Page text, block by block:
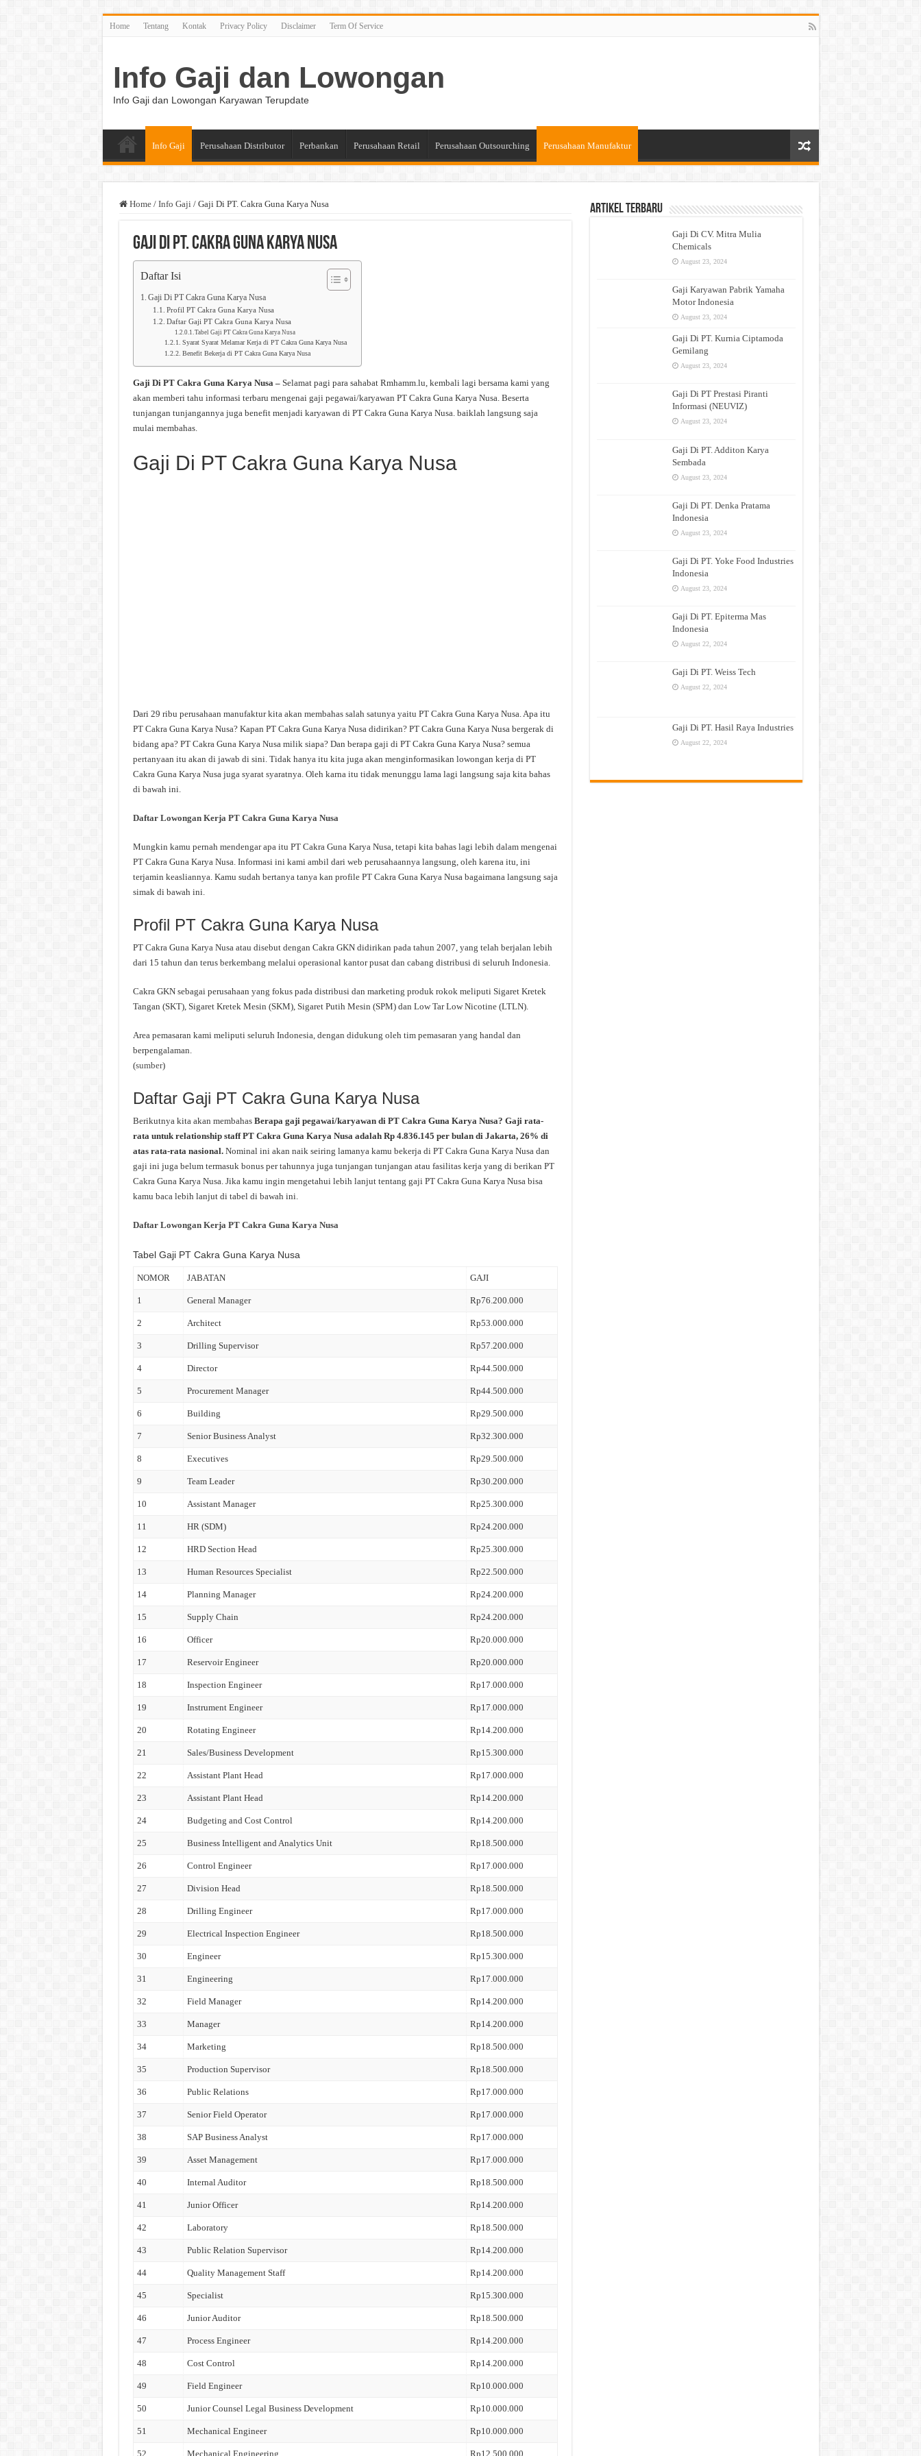
Home Tentang Kontak Privacy Policy Disclaimer Term Of Service
Info Gaji dan Lowongan
Info Gaji dan Lowongan Karyawan Terupdate
Info Gaji Perusahaan Distributor Perbankan Perusahaan Retail Perusahaan Outsourching Perusahaan Manufaktur
Home / Info Gaji / Gaji Di PT. Cakra Guna Karya Nusa
Gaji Di PT. Cakra Guna Karya Nusa
Daftar Isi
Gaji Di PT Cakra Guna Karya Nusa
Profil PT Cakra Guna Karya Nusa
Daftar Gaji PT Cakra Guna Karya Nusa
Tabel Gaji PT Cakra Guna Karya Nusa
Syarat Syarat Melamar Kerja di PT Cakra Guna Karya Nusa
Benefit Bekerja di PT Cakra Guna Karya Nusa
Gaji Di PT Cakra Guna Karya Nusa – Selamat pagi para sahabat Rmhamm.lu, kembali lagi bersama kami yang
akan memberi tahu informasi terbaru mengenai gaji pegawai/karyawan PT Cakra Guna Karya Nusa. Beserta
tunjangan tunjangannya juga benefit menjadi karyawan di PT Cakra Guna Karya Nusa. baiklah langsung saja
mulai membahas.
Gaji Di PT Cakra Guna Karya Nusa
Dari 29 ribu perusahaan manufaktur kita akan membahas salah satunya yaitu PT Cakra Guna Karya Nusa. Apa itu
PT Cakra Guna Karya Nusa? Kapan PT Cakra Guna Karya Nusa didirikan? PT Cakra Guna Karya Nusa bergerak di
bidang apa? PT Cakra Guna Karya Nusa milik siapa? Dan berapa gaji di PT Cakra Guna Karya Nusa? semua
pertanyaan itu akan di jawab di sini. Tidak hanya itu kita juga akan menginformasikan lowongan kerja di PT
Cakra Guna Karya Nusa juga syarat syaratnya. Oleh karna itu tidak menunggu lama lagi langsung saja kita bahas
di bawah ini.
Daftar Lowongan Kerja PT Cakra Guna Karya Nusa
Mungkin kamu pernah mendengar apa itu PT Cakra Guna Karya Nusa, tetapi kita bahas lagi lebih dalam mengenai
PT Cakra Guna Karya Nusa. Informasi ini kami ambil dari web perusahaannya langsung, oleh karena itu, ini
terjamin keasliannya. Kamu sudah bertanya tanya kan profile PT Cakra Guna Karya Nusa bagaimana langsung saja
simak di bawah ini.
Profil PT Cakra Guna Karya Nusa
PT Cakra Guna Karya Nusa atau disebut dengan Cakra GKN didirikan pada tahun 2007, yang telah berjalan lebih
dari 15 tahun dan terus berkembang melalui operasional kantor pusat dan cabang distribusi di seluruh Indonesia.
Cakra GKN sebagai perusahaan yang fokus pada distribusi dan marketing produk rokok meliputi Sigaret Kretek
Tangan (SKT), Sigaret Kretek Mesin (SKM), Sigaret Putih Mesin (SPM) dan Low Tar Low Nicotine (LTLN).
Area pemasaran kami meliputi seluruh Indonesia, dengan didukung oleh tim pemasaran yang handal dan
berpengalaman.
(sumber)
Daftar Gaji PT Cakra Guna Karya Nusa
Berikutnya kita akan membahas Berapa gaji pegawai/karyawan di PT Cakra Guna Karya Nusa? Gaji rata-
rata untuk relationship staff PT Cakra Guna Karya Nusa adalah Rp 4.836.145 per bulan di Jakarta, 26% di
atas rata-rata nasional. Nominal ini akan naik seiring lamanya kamu bekerja di PT Cakra Guna Karya Nusa dan
gaji ini juga belum termasuk bonus per tahunnya juga tunjangan tunjangan atau fasilitas kerja yang di berikan PT
Cakra Guna Karya Nusa. Jika kamu ingin mengetahui lebih lanjut tentang gaji PT Cakra Guna Karya Nusa bisa
kamu baca lebih lanjut di tabel di bawah ini.
Daftar Lowongan Kerja PT Cakra Guna Karya Nusa
Tabel Gaji PT Cakra Guna Karya Nusa
NOMOR JABATAN GAJI
1 General Manager Rp76.200.000
2 Architect Rp53.000.000
3 Drilling Supervisor Rp57.200.000
4 Director Rp44.500.000
5 Procurement Manager Rp44.500.000
6 Building Rp29.500.000
7 Senior Business Analyst Rp32.300.000
8 Executives Rp29.500.000
9 Team Leader Rp30.200.000
10 Assistant Manager Rp25.300.000
11 HR (SDM) Rp24.200.000
12 HRD Section Head Rp25.300.000
13 Human Resources Specialist Rp22.500.000
14 Planning Manager Rp24.200.000
15 Supply Chain Rp24.200.000
16 Officer Rp20.000.000
17 Reservoir Engineer Rp20.000.000
18 Inspection Engineer Rp17.000.000
19 Instrument Engineer Rp17.000.000
20 Rotating Engineer Rp14.200.000
21 Sales/Business Development Rp15.300.000
22 Assistant Plant Head Rp17.000.000
23 Assistant Plant Head Rp14.200.000
24 Budgeting and Cost Control Rp14.200.000
25 Business Intelligent and Analytics Unit Rp18.500.000
26 Control Engineer Rp17.000.000
27 Division Head Rp18.500.000
28 Drilling Engineer Rp17.000.000
29 Electrical Inspection Engineer Rp18.500.000
30 Engineer Rp15.300.000
31 Engineering Rp17.000.000
32 Field Manager Rp14.200.000
33 Manager Rp14.200.000
34 Marketing Rp18.500.000
35 Production Supervisor Rp18.500.000
36 Public Relations Rp17.000.000
37 Senior Field Operator Rp17.000.000
38 SAP Business Analyst Rp17.000.000
39 Asset Management Rp17.000.000
40 Internal Auditor Rp18.500.000
41 Junior Officer Rp14.200.000
42 Laboratory Rp18.500.000
43 Public Relation Supervisor Rp14.200.000
44 Quality Management Staff Rp14.200.000
45 Specialist Rp15.300.000
46 Junior Auditor Rp18.500.000
47 Process Engineer Rp14.200.000
48 Cost Control Rp14.200.000
49 Field Engineer Rp10.000.000
50 Junior Counsel Legal Business Development Rp10.000.000
51 Mechanical Engineer Rp10.000.000
52 Mechanical Engineering Rp12.500.000
Artikel Terbaru
Gaji Di CV. Mitra Mulia
Chemicals
August 23, 2024
Gaji Karyawan Pabrik Yamaha
Motor Indonesia
August 23, 2024
Gaji Di PT. Kurnia Ciptamoda
Gemilang
August 23, 2024
Gaji Di PT Prestasi Piranti
Informasi (NEUVIZ)
August 23, 2024
Gaji Di PT. Additon Karya
Sembada
August 23, 2024
Gaji Di PT. Denka Pratama
Indonesia
August 23, 2024
Gaji Di PT. Yoke Food Industries
Indonesia
August 23, 2024
Gaji Di PT. Epiterma Mas
Indonesia
August 22, 2024
Gaji Di PT. Weiss Tech
August 22, 2024
Gaji Di PT. Hasil Raya Industries
August 22, 2024